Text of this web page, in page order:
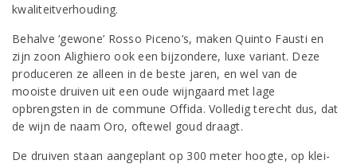
kwaliteitverhouding.
Behalve ‘gewone’ Rosso Piceno’s, maken Quinto Fausti en
zijn zoon Alighiero ook een bijzondere, luxe variant. Deze
produceren ze alleen in de beste jaren, en wel van de
mooiste druiven uit een oude wijngaard met lage
opbrengsten in de commune Offida. Volledig terecht dus, dat
de wijn de naam Oro, oftewel goud draagt.
De druiven staan aangeplant op 300 meter hoogte, op klei-